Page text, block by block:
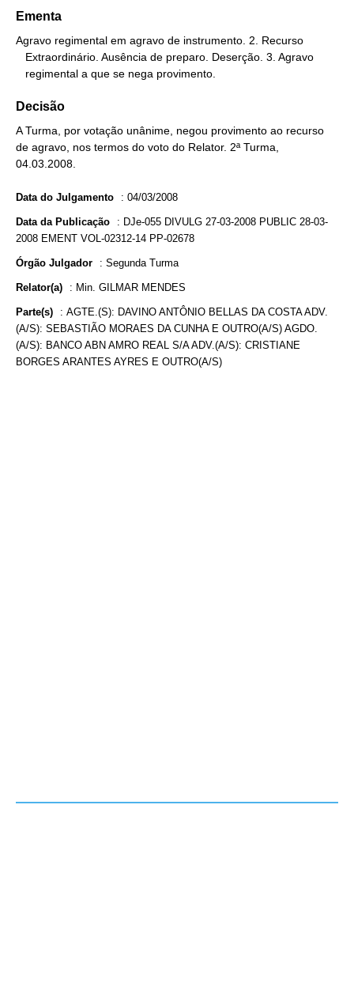
Ementa
Agravo regimental em agravo de instrumento. 2. Recurso
   regimental a que se nega provimento.
Decisão
A Turma, por votação unânime, negou provimento ao recurso
de agravo, nos termos do voto do Relator. 2ª Turma,
04.03.2008.
Data do Julgamento : 04/03/2008
Data da Publicação : DJe-055 DIVULG 27-03-2008 PUBLIC 28-03-
2008 EMENT VOL-02312-14 PP-02678
Órgão Julgador : Segunda Turma
Relator(a) : Min. GILMAR MENDES
Parte(s) : AGTE.(S): DAVINO ANTÔNIO BELLAS DA COSTA ADV.
(A/S): SEBASTIÃO MORAES DA CUNHA E OUTRO(A/S) AGDO.
(A/S): BANCO ABN AMRO REAL S/A ADV.(A/S): CRISTIANE
BORGES ARANTES AYRES E OUTRO(A/S)